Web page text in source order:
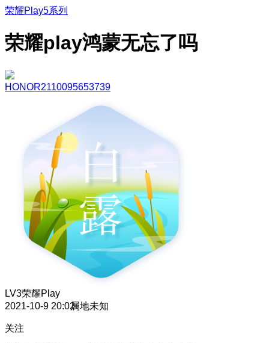
荣耀Play5系列
荣耀play鸿蒙无忘了吗
HONOR2110095653739
LV3荣耀Play
2021-10-9 20:02属地未知
关注